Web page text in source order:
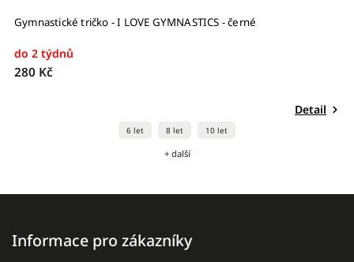
Gymnastické tričko - I LOVE GYMNASTICS - černé
do 2 týdnů
280 Kč
Detail
6 let 8 let 10 let
+ další
Informace pro zákazníky